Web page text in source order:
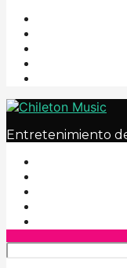
Entretenimiento